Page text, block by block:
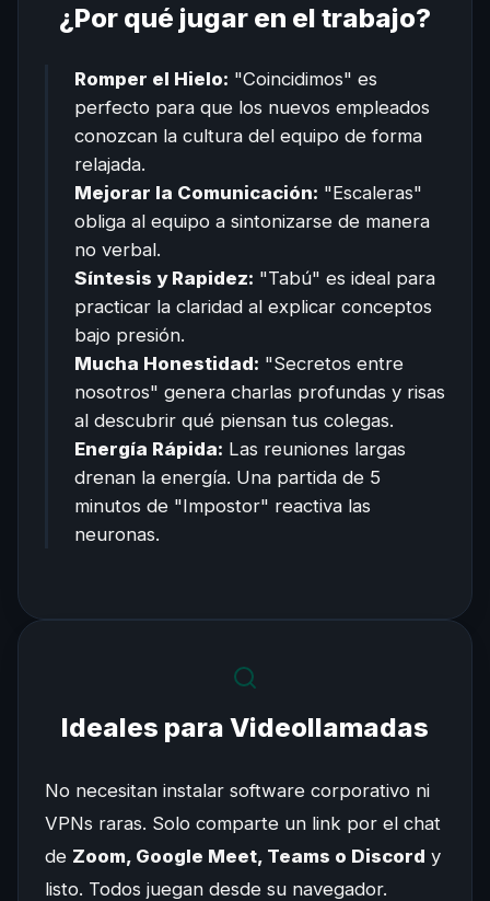
¿Por qué jugar en el trabajo?
Romper el Hielo: "Coincidimos" es
perfecto para que los nuevos empleados
conozcan la cultura del equipo de forma
relajada.
Mejorar la Comunicación: "Escaleras"
obliga al equipo a sintonizarse de manera
no verbal.
Síntesis y Rapidez: "Tabú" es ideal para
practicar la claridad al explicar conceptos
bajo presión.
Mucha Honestidad: "Secretos entre
nosotros" genera charlas profundas y risas
al descubrir qué piensan tus colegas.
Energía Rápida: Las reuniones largas
drenan la energía. Una partida de 5
minutos de "Impostor" reactiva las
neuronas.
Ideales para Videollamadas
No necesitan instalar software corporativo ni
VPNs raras. Solo comparte un link por el chat
de Zoom, Google Meet, Teams o Discord y
listo. Todos juegan desde su navegador.